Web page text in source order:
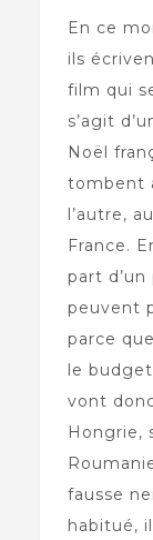
En ce
ils
film qui
s’agit
Noël
tombent
l’autre,
France.
part
peuvent
parce
le
vont
Hongrie,
fausse
habitué,